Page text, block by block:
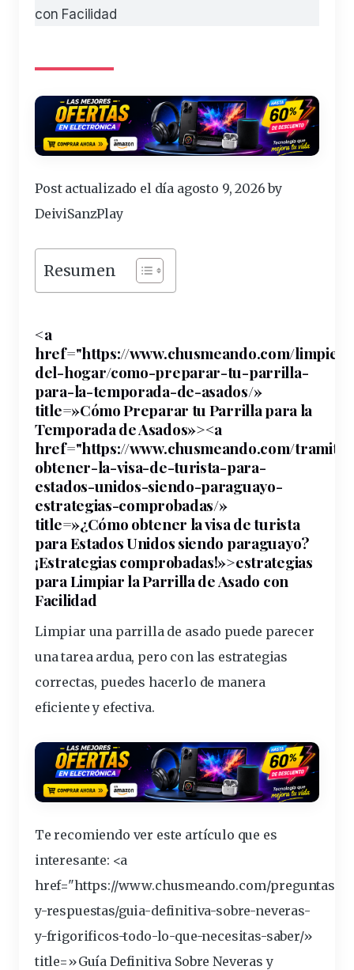
con Facilidad
Post actualizado el día agosto 9, 2026 by
DeiviSanzPlay
Resumen
<a
href="https://www.chusmeando.com/
del-hogar/como-preparar-tu-parrilla-
para-la-temporada-de-asados/»
title=»Cómo Preparar tu Parrilla para la
Temporada de Asados»><a
href="https://www.chusmeando.com/
obtener-la-visa-de-turista-para-
estados-unidos-siendo-paraguayo-
estrategias-comprobadas/»
title=»¿Cómo obtener la visa de turista
para Estados Unidos siendo paraguayo?
¡Estrategias comprobadas!»>estrategias
para Limpiar la Parrilla de Asado con
Facilidad
Limpiar una parrilla de asado puede parecer
unatareaardua, pero con las estrategias
correctas, puedes hacerlo de manera
eficientey efectiva.
Te recomiendo ver este artículo que es
interesante: <a
href="https://www.chusmeando.com/preguntas-
y-respuestas/guia-definitiva-sobre-neveras-
y-frigorificos-todo-lo-que-necesitas-saber/»
title=»Guía Definitiva Sobre Neveras y